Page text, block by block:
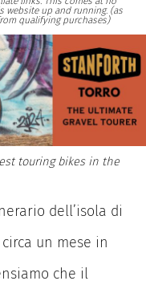
website up and running. (as
qualifying purchases)
touring bikes in the
dell’isola di
un mese in
che il